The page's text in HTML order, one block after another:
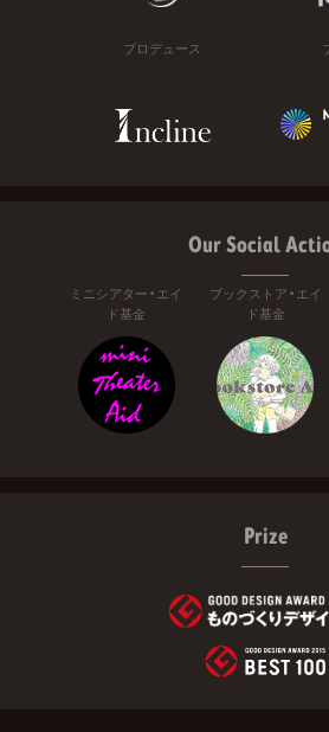
プロデュース
Our Social
ミニシアター・エイ
ド基金
ブックストア・エイ
ド基金
Prize